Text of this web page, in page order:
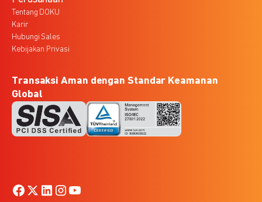
Tentang DOKU
Karir
Hubungi Sales
Kebijakan Privasi
Transaksi Aman dengan Standar Keamanan
Global